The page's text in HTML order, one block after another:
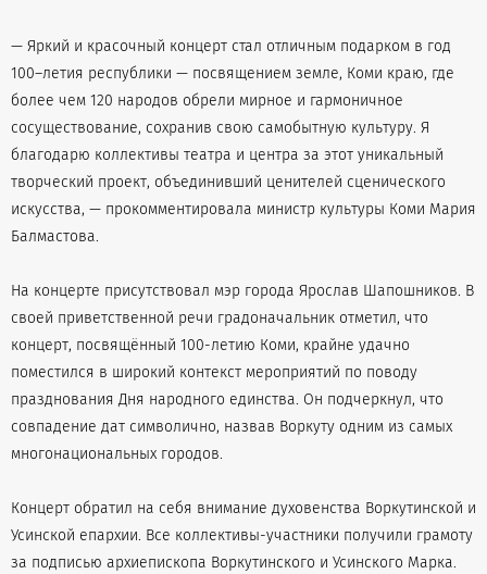
— Яркий и красочный концерт стал отличным подарком в год
100–летия республики — посвящением земле, Коми краю, где
более чем 120 народов обрели мирное и гармоничное
сосуществование, сохранив свою самобытную культуру. Я
благодарю коллективы театра и центра за этот уникальный
творческий проект, объединивший ценителей сценического
искусства, — прокомментировала министр культуры Коми Мария
Балмастова.
На концерте присутствовал мэр города Ярослав Шапошников. В
своей приветственной речи градоначальник отметил, что
концерт, посвящённый 100-летию Коми, крайне удачно
поместился в широкий контекст мероприятий по поводу
празднования Дня народного единства. Он подчеркнул, что
совпадение дат символично, назвав Воркуту одним из самых
многонациональных городов.
Концерт обратил на себя внимание духовенства Воркутинской и
Усинской епархии. Все коллективы-участники получили грамоту
за подписью архиепископа Воркутинского и Усинского Марка.